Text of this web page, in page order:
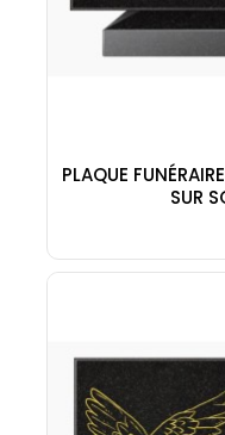
PLAQUE
SUR